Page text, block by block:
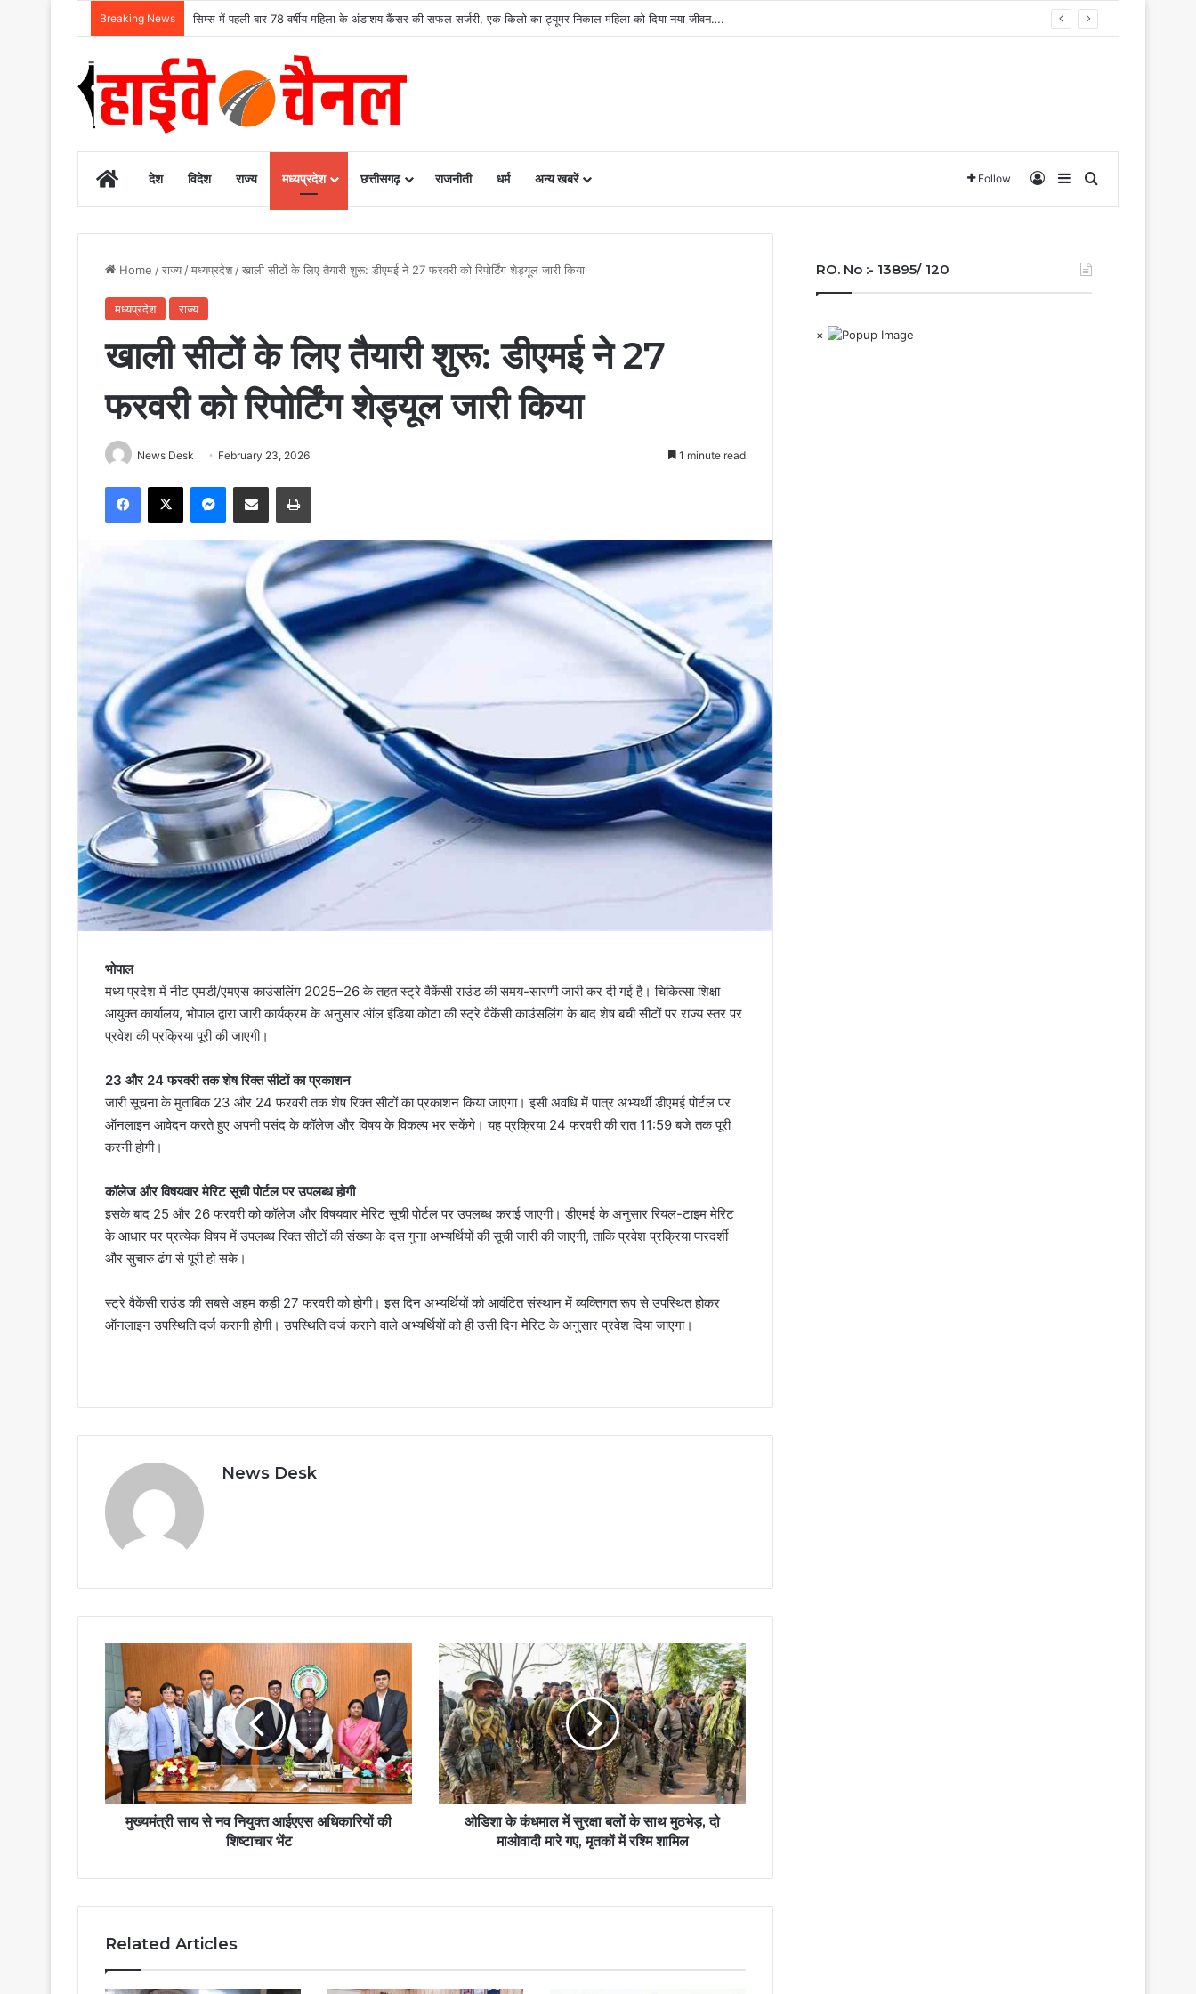
Breaking News मुख्यमंत्री विष्णुदेव साय के नेतृत्व में छत्तीसगढ़ को बड़ी उपलब्धि, SASCI 2026-27 के तहत प्रोत्साहन राशि प्राप्त करने वाला देश का पहला राज्य बना छत्तीसगढ़….
Homeदेश विदेश राज्य मध्यप्रदेश छत्तीसगढ़ राजनीती धर्म अन्य खबरें Follow Log InSidebar
Home /राज्य /मध्यप्रदेश /खाली सीटों के लिए तैयारी शुरू: डीएमई ने 27 फरवरी को रिपोर्टिंग शेड्यूल जारी किया
मध्यप्रदेश राज्य
खाली सीटों के लिए तैयारी शुरू: डीएमई ने 27
फरवरी को रिपोर्टिंग शेड्यूल जारी किया
News Desk February 23, 2026 1 minute read
Facebook
X Messenger
Share via Email Print
भोपाल
मध्य प्रदेश में नीट एमडी/एमएस काउंसलिंग 2025–26 के तहत स्ट्रे वैकेंसी राउंड की समय-सारणी जारी कर दी गई है। चिकित्सा शिक्षा
आयुक्त कार्यालय, भोपाल द्वारा जारी कार्यक्रम के अनुसार ऑल इंडिया कोटा की स्ट्रे वैकेंसी काउंसलिंग के बाद शेष बची सीटों पर राज्य स्तर पर
प्रवेश की प्रक्रिया पूरी की जाएगी।
23 और 24 फरवरी तक शेष रिक्त सीटों का प्रकाशन
जारी सूचना के मुताबिक 23 और 24 फरवरी तक शेष रिक्त सीटों का प्रकाशन किया जाएगा। इसी अवधि में पात्र अभ्यर्थी डीएमई पोर्टल पर
ऑनलाइन आवेदन करते हुए अपनी पसंद के कॉलेज और विषय के विकल्प भर सकेंगे। यह प्रक्रिया 24 फरवरी की रात 11:59 बजे तक पूरी
करनी होगी।
कॉलेज और विषयवार मेरिट सूची पोर्टल पर उपलब्ध होगी
इसके बाद 25 और 26 फरवरी को कॉलेज और विषयवार मेरिट सूची पोर्टल पर उपलब्ध कराई जाएगी। डीएमई के अनुसार रियल-टाइम मेरिट
के आधार पर प्रत्येक विषय में उपलब्ध रिक्त सीटों की संख्या के दस गुना अभ्यर्थियों की सूची जारी की जाएगी, ताकि प्रवेश प्रक्रिया पारदर्शी
और सुचारु ढंग से पूरी हो सके।
स्ट्रे वैकेंसी राउंड की सबसे अहम कड़ी 27 फरवरी को होगी। इस दिन अभ्यर्थियों को आवंटित संस्थान में व्यक्तिगत रूप से उपस्थित होकर
ऑनलाइन उपस्थिति दर्ज करानी होगी। उपस्थिति दर्ज कराने वाले अभ्यर्थियों को ही उसी दिन मेरिट के अनुसार प्रवेश दिया जाएगा।
News Desk
मुख्यमंत्री
साय
से
नव
नियुक्त
आईएएस
अधिकारियों
शिष्टाचार
मुख्यमंत्री साय से नव नियुक्त आईएएस अधिकारियों की
शिष्टाचार भेंट
ओडिशा
कंधमाल
में
सुरक्षा
बलों
के
साथ
मुठभेड़,
गए,
ओडिशा के कंधमाल में सुरक्षा बलों के साथ मुठभेड़, दो
माओवादी मारे गए, मृतकों में रश्मि शामिल
Related Articles
RO. No :- 13895/ 120
×